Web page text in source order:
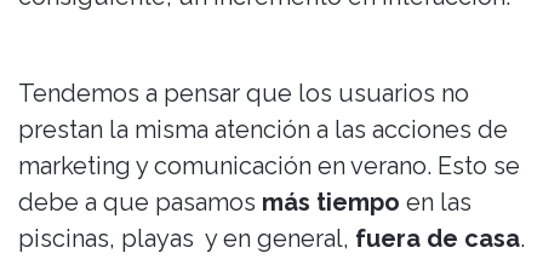
Tendemos a pensar que los usuarios no
prestan la misma atención a las acciones de
marketing y comunicación en verano. Esto se
debe a que pasamos más tiempo en las
piscinas, playas y en general, fuera de casa.